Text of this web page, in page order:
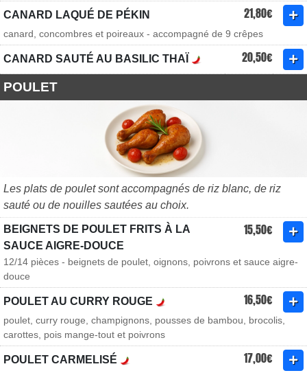
CANARD LAQUÉ DE PÉKIN 21,80€
canard, concombres et poireaux - accompagné de 9 crêpes
CANARD SAUTÉ AU BASILIC THAÏ 20,50€
POULET
Les plats de poulet sont accompagnés de riz blanc, de riz
sauté ou de nouilles sautées au choix.
BEIGNETS DE POULET FRITS À LA
SAUCE AIGRE-DOUCE
15,50€
12/14 pièces - beignets de poulet, oignons, poivrons et sauce aigre-
douce
POULET AU CURRY ROUGE 16,50€
poulet, curry rouge, champignons, pousses de bambou, brocolis,
carottes, pois mange-tout et poivrons
POULET CARMELISÉ 17,00€